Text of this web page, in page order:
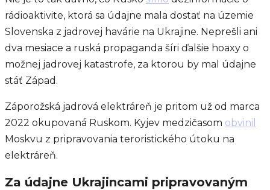
rádioaktivite, ktorá sa údajne mala dostať na územie
Slovenska z jadrovej havárie na Ukrajine. Neprešli ani
dva mesiace a ruská propaganda šíri ďalšie hoaxy o
možnej jadrovej katastrofe, za ktorou by mal údajne
stáť Západ.
Záporožská jadrová elektráreň je pritom už od marca
2022 okupovaná Ruskom. Kyjev medzičasom obvinil
Moskvu z pripravovania teroristického útoku na
elektráreň.
Za údajne Ukrajincami pripravovaným